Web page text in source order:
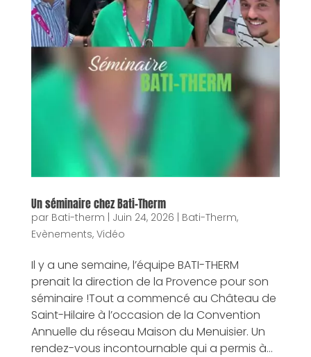
Un séminaire chez Bati-Therm
par Bati-therm | Juin 24, 2026 | Bati-Therm,
Evènements, Vidéo
Il y a une semaine, l’équipe BATI-THERM
prenait la direction de la Provence pour son
séminaire !Tout a commencé au Château de
Saint-Hilaire à l’occasion de la Convention
Annuelle du réseau Maison du Menuisier. Un
rendez-vous incontournable qui a permis à...